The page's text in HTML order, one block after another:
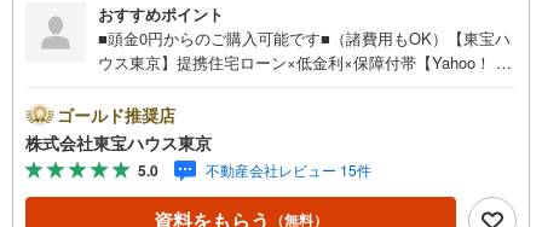
おすすめポイント
■頭金0円からのご購入可能です■（諸費用もOK）【東宝ハ
ウス東京】提携住宅ローン×低金利×保障付帯【Yahoo！ 不
ayボーナスライトがもらえる「Yahoo！ 不動産 物件ご成約
キャンペーン」の対象になります。「資料をもらう」「見
学予約をする」ボタンからお問い合わせください。※必ずY
ahoo！ JAPAN IDでログインしてください。※PayPayボー
ナスライトは出金と譲渡はできません。ご案内・詳細な資
ゴールド推奨店
株式会社東宝ハウス東京
5.0 不動産会社レビュー 15件
資料をもらう （無料）